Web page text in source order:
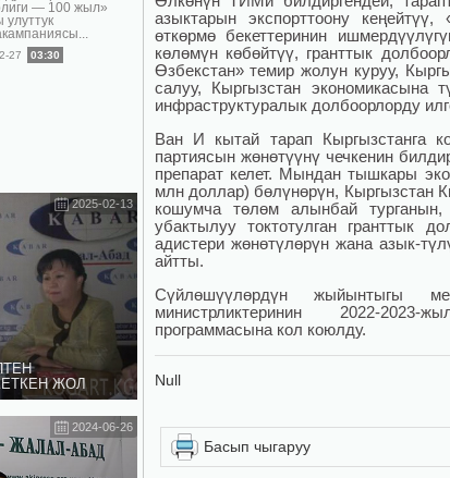
— 100 жыл»
27 03:30
2025-02-13
ЖОЛ
2024-06-26
азыктарын экспорттоону
өткөрмө бекеттеринин
көлөмүн көбөйтүү, гранттык
Өзбекстан» темир жолун куруу,
салуу, Кыргызстан экономикасына
инфраструктуралык долбоорлорду
Ван И кытай тарап Кыргызстанга
партиясын жөнөтүүнү чечкенин
препарат келет. Мындан тышкары
млн доллар) бөлүнөрүн, Кыргызстан
кошумча төлөм алынбай
убактылуу токтотулган гранттык
адистери жөнөтүлөрүн жана азык-
айтты.
Сүйлөшүүлөрдүн жыйынтыгы
министрликтеринин 2022-
программасына кол коюлду.
Null
Басып чыгаруу